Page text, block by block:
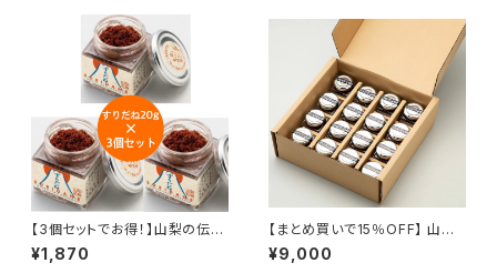
【3個セットでお得！】山梨の伝統
七味「すりだね」（小）20グラム
（3個）｜ご飯のお供｜お取り寄
¥1,870
【まとめ買いで15％OFF】 山梨
の伝統七味 「すりだね」 （小）20
グラム（16個） ほうとう 吉田の
¥9,000